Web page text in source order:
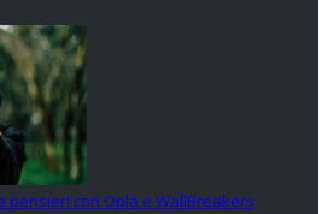
pensieri con Oplà e WallBreakers